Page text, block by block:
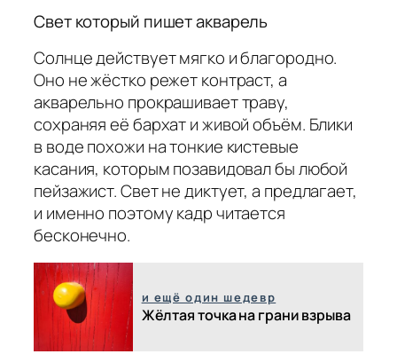
Свет который пишет акварель
Солнце действует мягко и благородно.
Оно не жёстко режет контраст, а
акварельно прокрашивает траву,
сохраняя её бархат и живой объём. Блики
в воде похожи на тонкие кистевые
касания, которым позавидовал бы любой
пейзажист. Свет не диктует, а предлагает,
и именно поэтому кадр читается
бесконечно.
и ещё один шедевр
Жёлтая точка на грани взрыва